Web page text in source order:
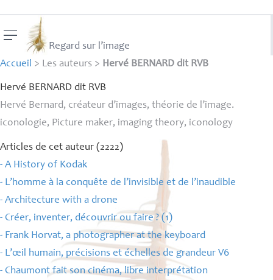
Regard sur l’image
Accueil > Les auteurs > Hervé BERNARD dit RVB
Hervé BERNARD dit RVB
Hervé Bernard, créateur d’images, théorie de l’image.
iconologie, Picture maker, imaging theory, iconology
Articles de cet auteur (2222)
- A History of Kodak
- L’homme à la conquête de l’invisible et de l’inaudible
- Architecture with a drone
- Créer, inventer, découvrir ou faire ? (1)
- Frank Horvat, a photographer at the keyboard
- L’œil humain, précisions et échelles de grandeur V6
- Chaumont fait son cinéma, libre interprétation